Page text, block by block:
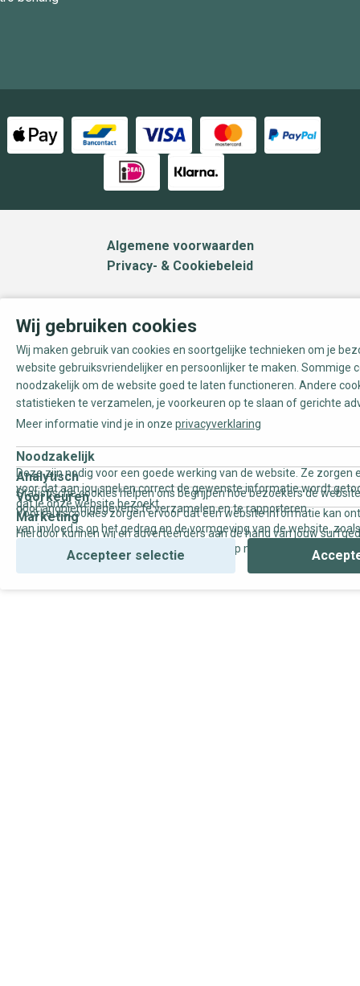
Algemene voorwaarden
Privacy- & Cookiebeleid
Wij gebruiken cookies
Wij maken gebruik van cookies en soortgelijke technieken om je
website gebruiksvriendelijker en persoonlijker te maken. Sommige
noodzakelijk om de website goed te laten functioneren. Andere
statistieken te verzamelen, je voorkeuren op te slaan of gerichte
Meer informatie vind je in onze privacyverklaring
Noodzakelijk
Deze zijn nodig voor een goede werking van de website. Ze zorgen
voor dat aan jou snel en correct de gewenste informatie wordt
dat je onze website bezoekt.
Analytisch
Statistische cookies helpen ons begrijpen hoe bezoekers de
door anoniem gegevens te verzamelen en te rapporteren.
Voorkeuren
Voorkeurscookies zorgen ervoor dat een website informatie kan
van invloed is op het gedrag en de vormgeving van de website,
Marketing
Hierdoor kunnen wij en adverteerders aan de hand van jouw
gepersonaliseerde online advertenties en op maat gemaakte
Accepteer selectie